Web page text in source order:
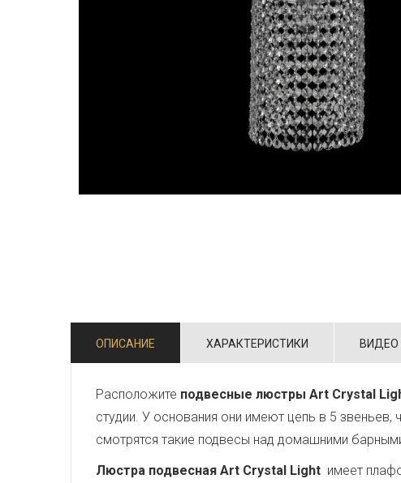
ОПИСАНИЕ ХАРАКТЕРИСТИКИ ВИДЕО
Расположите подвесные люстры Art Crystal
студии. У основания они имеют цепь в 5
смотрятся такие подвесы над домашними
Люстра подвесная Art Crystal Light имеет